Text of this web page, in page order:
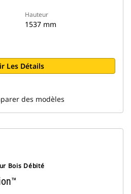
Hauteur
1537 mm
Les Détails
des modèles
Bois Débité